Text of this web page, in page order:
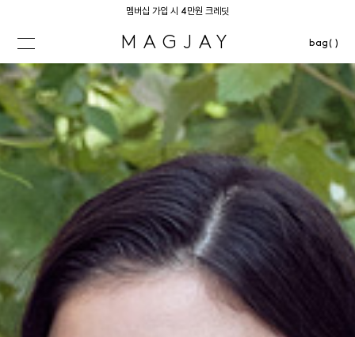
멤버십 가입 시 4만원 크레딧
MAGJAY bag( )